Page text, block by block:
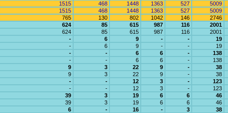
1515 468 1448 1363 527
5009
1515 468 1448 1363 527
5009
765 130 802 1042 146
2746
624 85 615 987 116
2001
624 85 615 987 116
2001
- 6 9 - -
19
- 6 9 - -
19
- - 6 6 -
138
- - 6 6 -
138
9 3 22 9 -
38
9 3 22 9 -
38
- - 12 3 -
123
- - 12 3 -
123
39 3 19 6 6
46
39 3 19 6 6
46
6 - 16 - 3
38